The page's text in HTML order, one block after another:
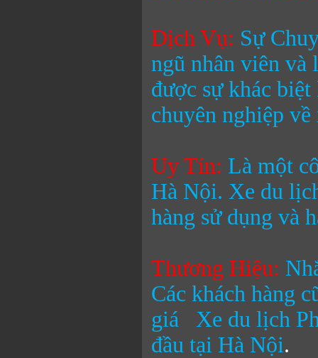
Dịch Vụ: Sự
ngũ nhân viên và
được sự khác
chuyên nghiệp
Uy Tín: Là một
Hà Nội. Xe du
hàng sử dụng và
Thương Hiệu:
Các khách hàng
giá Xe du lịch
đầu tại Hà Nội.